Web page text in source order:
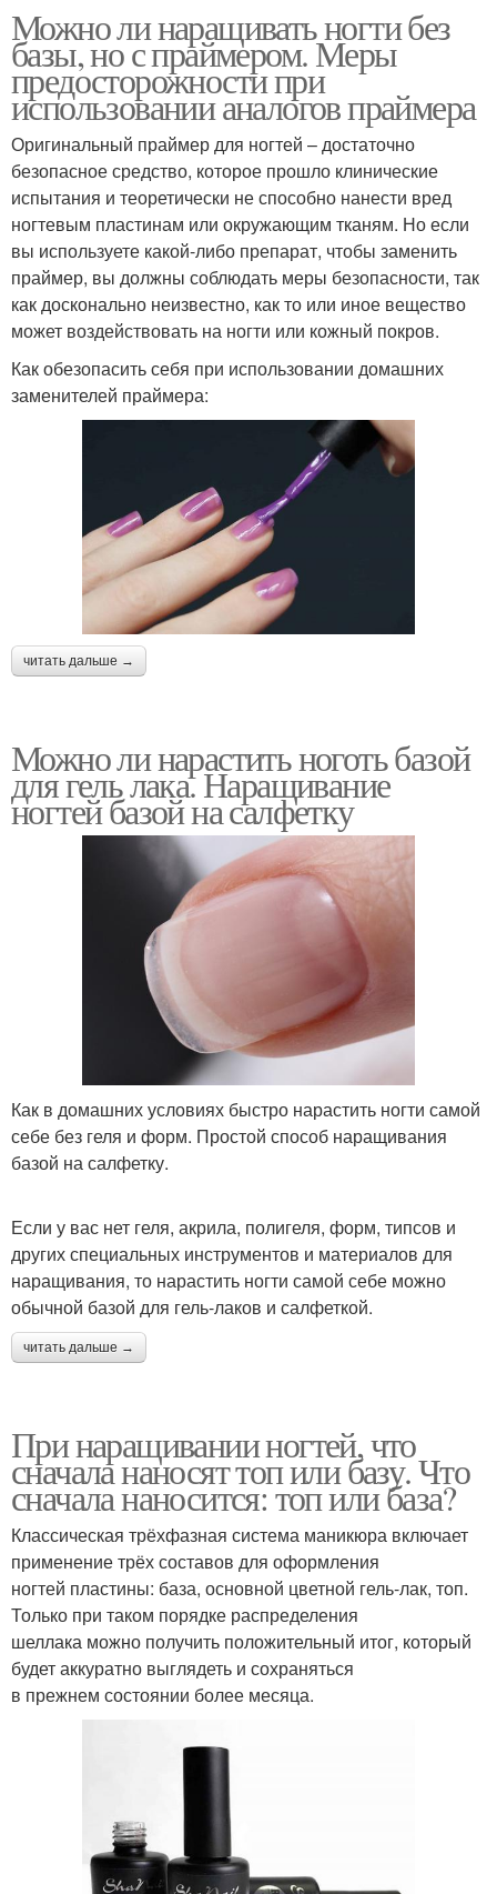
Можно ли наращивать ногти без
базы, но с праймером. Меры
предосторожности при
использовании аналогов праймера
Оригинальный праймер для ногтей – достаточно
безопасное средство, которое прошло клинические
испытания и теоретически не способно нанести вред
ногтевым пластинам или окружающим тканям. Но если
вы используете какой-либо препарат, чтобы заменить
праймер, вы должны соблюдать меры безопасности, так
как досконально неизвестно, как то или иное вещество
может воздействовать на ногти или кожный покров.
Как обезопасить себя при использовании домашних
заменителей праймера:
читать дальше →
Можно ли нарастить ноготь базой
для гель лака. Наращивание
ногтей базой на салфетку
Как в домашних условиях быстро нарастить ногти самой
себе без геля и форм. Простой способ наращивания
базой на салфетку.
Если у вас нет геля, акрила, полигеля, форм, типсов и
других специальных инструментов и материалов для
наращивания, то нарастить ногти самой себе можно
обычной базой для гель-лаков и салфеткой.
читать дальше →
При наращивании ногтей, что
сначала наносят топ или базу. Что
сначала наносится: топ или база?
Классическая трёхфазная система маникюра включает
применение трёх составов для оформления
ногтей пластины: база, основной цветной гель-лак, топ.
Только при таком порядке распределения
шеллака можно получить положительный итог, который
будет аккуратно выглядеть и сохраняться
в прежнем состоянии более месяца.